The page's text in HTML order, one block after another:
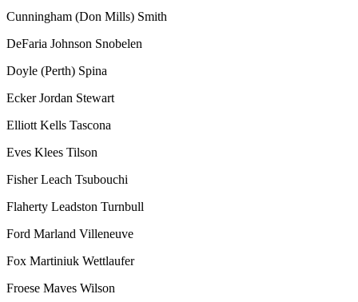
Cunningham (Don Mills) Smith
DeFaria Johnson Snobelen
Doyle (Perth) Spina
Ecker Jordan Stewart
Elliott Kells Tascona
Eves Klees Tilson
Fisher Leach Tsubouchi
Flaherty Leadston Turnbull
Ford Marland Villeneuve
Fox Martiniuk Wettlaufer
Froese Maves Wilson